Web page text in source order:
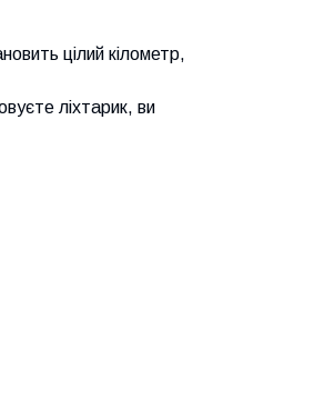
цілий кілометр,
ліхтарик, ви